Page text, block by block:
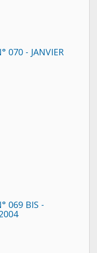
070 - JANVIER
069 BIS -